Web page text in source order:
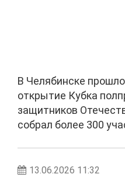
В Челябинске
открытие Кубка
защитников
собрал более 300
13.06.2026 11:32